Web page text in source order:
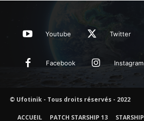
Youtube Twitter
Facebook Instagram
© Ufotinik - Tous droits réservés - 2022
ACCUEIL PATCH STARSHIP 13 STARSHIP